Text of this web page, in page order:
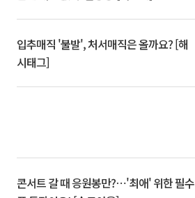
입추매직 '불발', 처서매직은 올까요? [해
시태그]
콘서트 갈 때 응원봉만?⋯'최애' 위한 필수